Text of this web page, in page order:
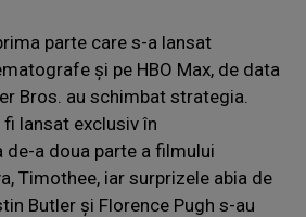
parte care s-a lansat
și pe HBO Max, de data
Bros. au schimbat strategia.
fi lansat exclusiv în
a doua parte a filmului
Timothee, iar surprizele abia de
Butler și Florence Pugh s-au